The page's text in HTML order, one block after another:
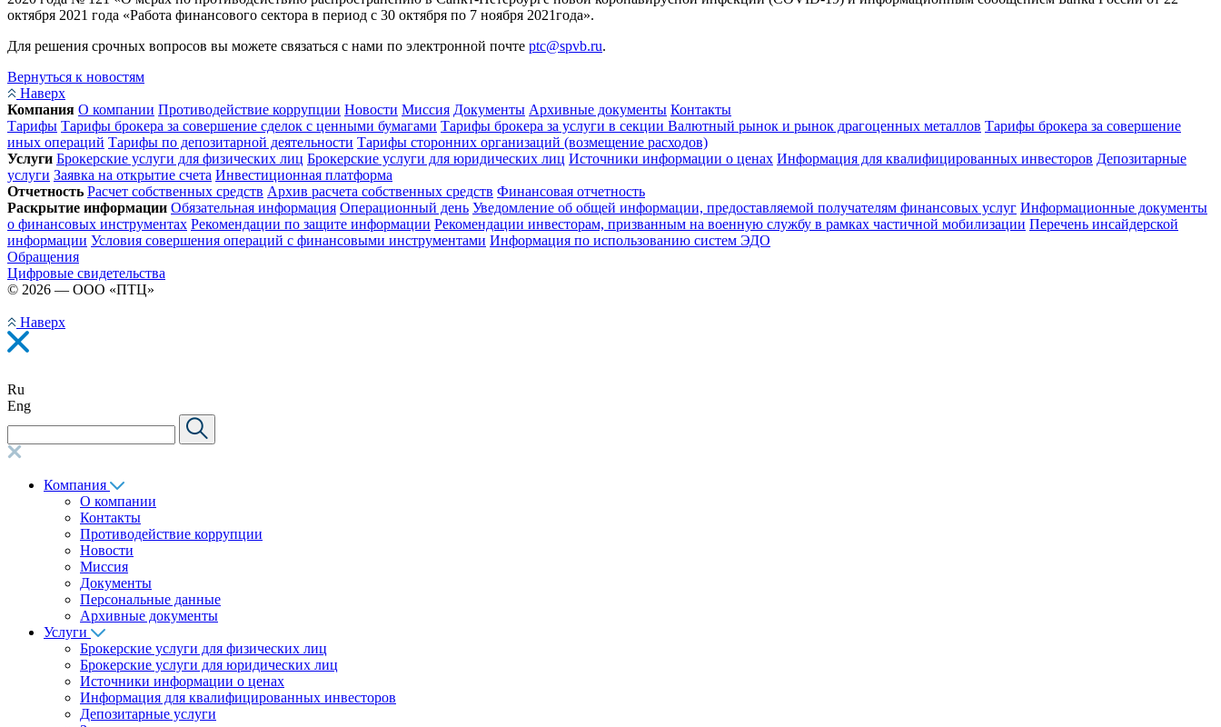
октября 2021 года «Работа финансового сектора в период с 30 октября по 7 ноября 2021года».
Для решения срочных вопросов вы можете связаться с нами по электронной почте ptc@spvb.ru.
Вернуться к новостям
Наверх
Компания О компании Противодействие коррупции Новости Миссия Документы Архивные документы Контакты
Тарифы Тарифы брокера за совершение сделок с ценными бумагами Тарифы брокера за услуги в секции Валютный рынок и рынок драгоценных металлов Тарифы брокера за совершение
иных операций Тарифы по депозитарной деятельности Тарифы сторонних организаций (возмещение расходов)
Услуги Брокерские услуги для физических лиц Брокерские услуги для юридических лиц Источники информации о ценах Информация для квалифицированных инвесторов Депозитарные
услуги Заявка на открытие счета Инвестиционная платформа
Отчетность Расчет собственных средств Архив расчета собственных средств Финансовая отчетность
Раскрытие информации Обязательная информация Операционный день Уведомление об общей информации, предоставляемой получателям финансовых услуг Информационные документы
о финансовых инструментах Рекомендации по защите информации Рекомендации инвесторам, призванным на военную службу в рамках частичной мобилизации Перечень инсайдерской
информации Условия совершения операций с финансовыми инструментами Информация по использованию систем ЭДО
Обращения
Цифровые свидетельства
© 2026 — ООО «ПТЦ»
Наверх
Ru
Eng
Компания
О компании
Контакты
Противодействие коррупции
Новости
Миссия
Документы
Персональные данные
Архивные документы
Услуги
Брокерские услуги для физических лиц
Брокерские услуги для юридических лиц
Источники информации о ценах
Информация для квалифицированных инвесторов
Депозитарные услуги